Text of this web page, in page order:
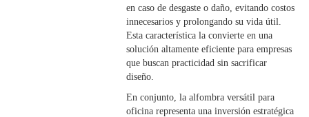
en caso de desgaste o daño, evitando costos
innecesarios y prolongando su vida útil.
Esta característica la convierte en una
solución altamente eficiente para empresas
que buscan practicidad sin sacrificar
diseño.
En conjunto, la alfombra versátil para
oficina representa una inversión estratégica